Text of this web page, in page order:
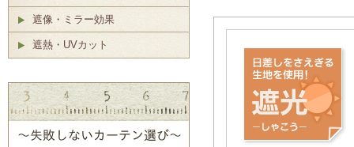
遮像・ミラー効果
遮熱・UVカット